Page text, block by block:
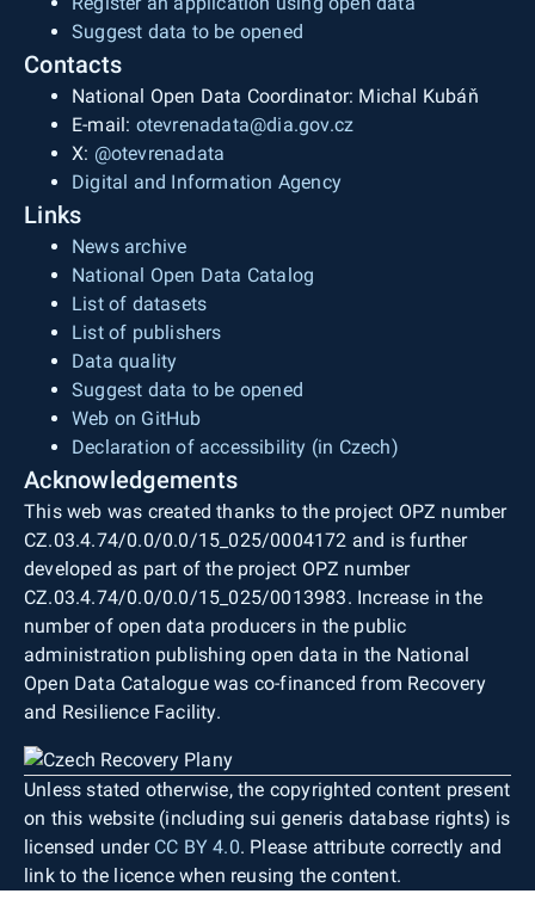
Suggest data to be opened
Contacts
National Open Data Coordinator: Michal Kubáň
E-mail: otevrenadata@dia.gov.cz
X: @otevrenadata
Digital and Information Agency
Links
News archive
National Open Data Catalog
List of datasets
List of publishers
Data quality
Suggest data to be opened
Web on GitHub
Declaration of accessibility (in Czech)
Acknowledgements
This web was created thanks to the project OPZ number
CZ.03.4.74/0.0/0.0/15_025/0004172 and is further
developed as part of the project OPZ number
CZ.03.4.74/0.0/0.0/15_025/0013983. Increase in the
number of open data producers in the public
administration publishing open data in the National
Open Data Catalogue was co-financed from Recovery
and Resilience Facility.
Unless stated otherwise, the copyrighted content present
on this website (including sui generis database rights) is
licensed under CC BY 4.0. Please attribute correctly and
link to the licence when reusing the content.